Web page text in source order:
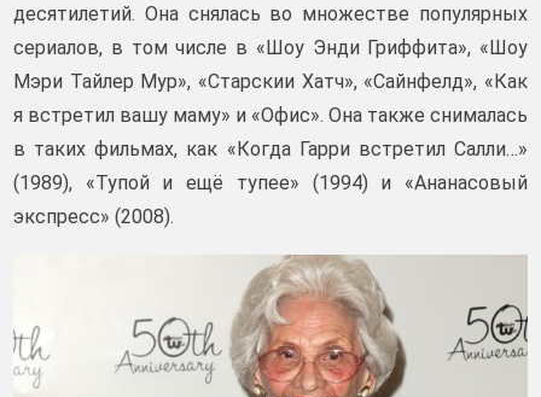
десятилетий. Она снялась во множестве популярных
сериалов, в том числе в «Шоу Энди Гриффита», «Шоу
Мэри Тайлер Мур», «Старскии Хатч», «Сайнфелд», «Как
я встретил вашу маму» и «Офис». Она также снималась
в таких фильмах, как «Когда Гарри встретил Салли…»
(1989), «Тупой и ещё тупее» (1994) и «Ананасовый
экспресс» (2008).